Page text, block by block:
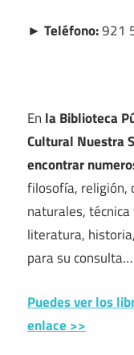
► Teléfono:921
En la Biblioteca
Cultural Nuestra
encontrar
filosofía, religión,
naturales,
literatura,
para su consulta…
Puedes ver los
enlace >>